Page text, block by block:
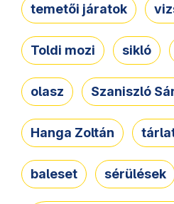
temetői járatok
Toldi mozi sikló
olasz Szaniszló
Hanga Zoltán
baleset sérülések